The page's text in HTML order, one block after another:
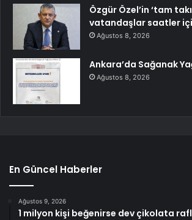
Özgür Özel’in ‘tam
vatandaşlar saatler
Ağustos 8, 2026
Ankara’da Sağanak
Ağustos 8, 2026
En Güncel Haberler
Ağustos 9, 2026
1 milyon kişi beğenirse dev çikolata